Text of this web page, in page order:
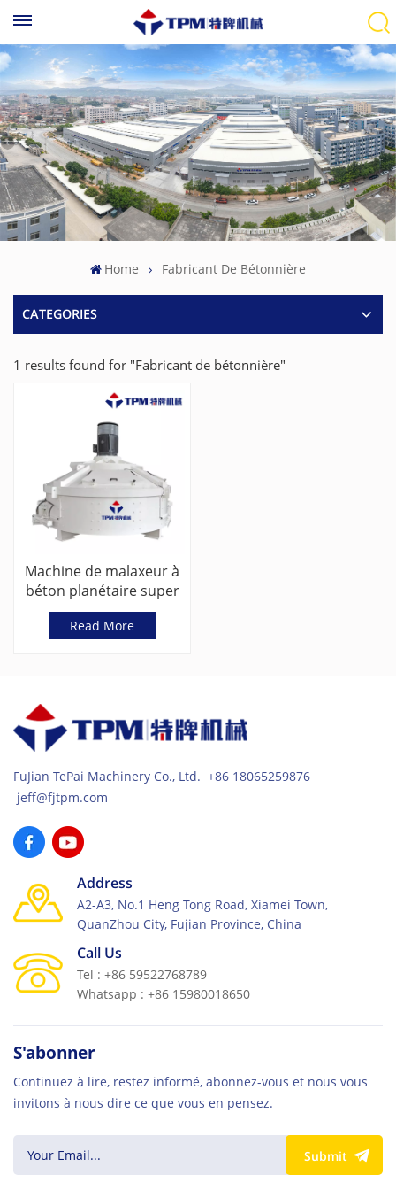
Home Fabricant De Bétonnière
CATEGORIES
1 results found for "Fabricant de bétonnière"
Machine de malaxeur à
béton planétaire super
rapide pour machine à
pavés
Read More
FuJian TePai Machinery Co., Ltd. +86 18065259876
jeff@fjtpm.com
Address
A2-A3, No.1 Heng Tong Road, Xiamei Town,
QuanZhou City, Fujian Province, China
Call Us
Tel : +86 59522768789
Whatsapp : +86 15980018650
S'abonner
Continuez à lire, restez informé, abonnez-vous et nous vous
invitons à nous dire ce que vous en pensez.
Submit